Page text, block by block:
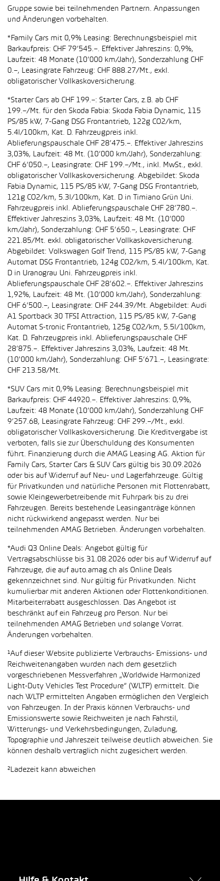
Gruppe sowie bei teilnehmenden Partnern. Anpassungen
und Änderungen vorbehalten.
*Family Cars mit 0,9% Leasing: Berechnungsbeispiel mit
Barkaufpreis: CHF 79’545.–. Effektiver Jahreszins: 0,9%,
Laufzeit: 48 Monate (10’000 km/Jahr), Sonderzahlung CHF
0.–, Leasingrate Fahrzeug: CHF 888.27/Mt., exkl.
obligatorischer Vollkaskoversicherung.
*Starter Cars ab CHF 199.–: Starter Cars, z.B. ab CHF
199.–/Mt. für den Skoda Fabia: Skoda Fabia Dynamic, 115
PS/85 kW, 7-Gang DSG Frontantrieb, 122g CO2/km,
5.4l/100km, Kat. D. Fahrzeugpreis inkl.
Ablieferungspauschale CHF 28’475.–. Effektiver Jahreszins
3,03%, Laufzeit: 48 Mt. (10’000 km/Jahr), Sonderzahlung:
CHF 6’050.–, Leasingrate: CHF 199.–/Mt., inkl. MwSt., exkl.
obligatorischer Vollkaskoversicherung. Abgebildet: Skoda
Fabia Dynamic, 115 PS/85 kW, 7-Gang DSG Frontantrieb,
121g CO2/km, 5.3l/100km, Kat. D in Timiano Grün Uni.
Fahrzeugpreis inkl. Ablieferungspauschale CHF 28’780.–.
Effektiver Jahreszins 3,03%, Laufzeit: 48 Mt. (10’000
km/Jahr), Sonderzahlung: CHF 5’650.–, Leasingrate: CHF
221.85/Mt. exkl. obligatorischer Vollkaskoversicherung.
Abgebildet: Volkswagen Golf Trend, 115 PS/85 kW, 7-Gang
Automat DSG Frontantrieb, 124g CO2/km, 5.4l/100km, Kat.
D in Uranograu Uni. Fahrzeugpreis inkl.
Ablieferungspauschale CHF 28’602.–. Effektiver Jahreszins
1,92%, Laufzeit: 48 Mt. (10’000 km/Jahr), Sonderzahlung:
CHF 6’500.–, Leasingrate: CHF 244.39/Mt. Abgebildet: Audi
A1 Sportback 30 TFSI Attraction, 115 PS/85 kW, 7-Gang
Automat S-tronic Frontantrieb, 125g CO2/km, 5.5l/100km,
Kat. D. Fahrzeugpreis inkl. Ablieferungspauschale CHF
28’875.–. Effektiver Jahreszins 3,03%, Laufzeit: 48 Mt.
(10'000 km/Jahr), Sonderzahlung: CHF 5’671.–, Leasingrate:
CHF 213.58/Mt.
*SUV Cars mit 0,9% Leasing: Berechnungsbeispiel mit
Barkaufpreis: CHF 44920.–. Effektiver Jahreszins: 0,9%,
Laufzeit: 48 Monate (10’000 km/Jahr), Sonderzahlung CHF
9’257.68, Leasingrate Fahrzeug: CHF 299.–/Mt., exkl.
obligatorischer Vollkaskoversicherung. Die Kreditvergabe ist
verboten, falls sie zur Überschuldung des Konsumenten
führt. Finanzierung durch die AMAG Leasing AG. Aktion für
Family Cars, Starter Cars & SUV Cars gültig bis 30.09.2026
oder bis auf Widerruf auf Neu- und Lagerfahrzeuge. Gültig
für Privatkunden und natürliche Personen mit Flottenrabatt,
sowie Kleingewerbetreibende mit Fuhrpark bis zu drei
Fahrzeugen. Bereits bestehende Leasinganträge können
nicht rückwirkend angepasst werden. Nur bei
teilnehmenden AMAG Betrieben. Änderungen vorbehalten.
*Audi Q3 Online Deals: Angebot gültig für
Vertragsabschlüsse bis 31.08.2026 oder bis auf Widerruf auf
Fahrzeuge, die auf auto.amag.ch als Online Deals
gekennzeichnet sind. Nur gültig für Privatkunden. Nicht
kumulierbar mit anderen Aktionen oder Flottenkonditionen.
Mitarbeiterrabatt ausgeschlossen. Das Angebot ist
beschränkt auf ein Fahrzeug pro Person. Nur bei
teilnehmenden AMAG Betrieben und solange Vorrat.
Änderungen vorbehalten.
¹Auf dieser Website publizierte Verbrauchs- Emissions- und
Reichweitenangaben wurden nach dem gesetzlich
vorgeschriebenen Messverfahren „Worldwide Harmonized
Light-Duty Vehicles Test Procedure“ (WLTP) ermittelt. Die
nach WLTP ermittelten Angaben ermöglichen den Vergleich
von Fahrzeugen. In der Praxis können Verbrauchs- und
Emissionswerte sowie Reichweiten je nach Fahrstil,
Witterungs- und Verkehrsbedingungen, Zuladung,
Topographie und Jahreszeit teilweise deutlich abweichen. Sie
können deshalb vertraglich nicht zugesichert werden.
²Ladezeit kann abweichen